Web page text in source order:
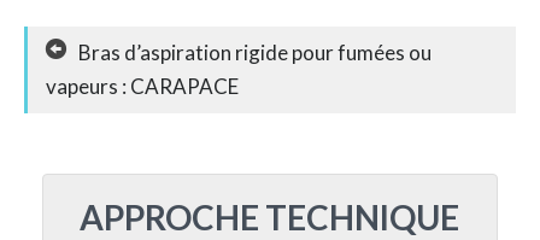
Bras d’aspiration rigide pour fumées ou
vapeurs : CARAPACE
APPROCHE TECHNIQUE